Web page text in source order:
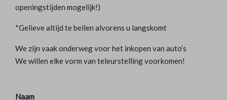
openingstijden mogelijk!)
*Gelieve altijd te bellen alvorens u langskomt
We zijn vaak onderweg voor het inkopen van auto’s
We willen elke vorm van teleurstelling voorkomen!
Naam